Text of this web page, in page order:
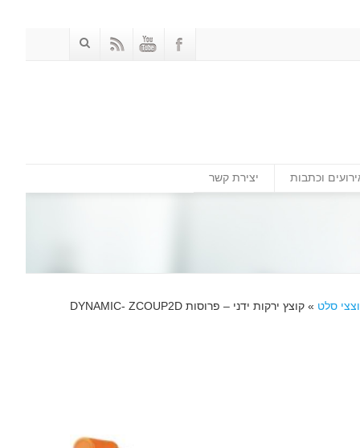
וכתבות יצירת קשר
סלט » קוצץ ירקות ידני – פרוסות DYNAMIC- ZCOUP2D